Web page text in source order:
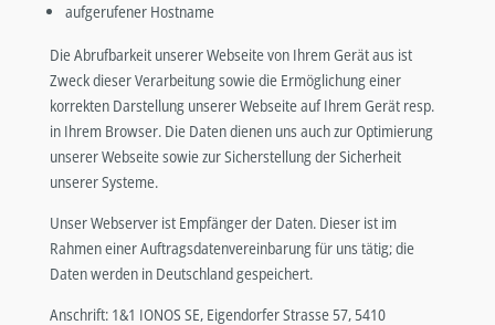
aufgerufener Hostname
Die Abrufbarkeit unserer Webseite von Ihrem Gerät aus ist
Zweck dieser Verarbeitung sowie die Ermöglichung einer
korrekten Darstellung unserer Webseite auf Ihrem Gerät resp.
in Ihrem Browser. Die Daten dienen uns auch zur Optimierung
unserer Webseite sowie zur Sicherstellung der Sicherheit
unserer Systeme.
Unser Webserver ist Empfänger der Daten. Dieser ist im
Rahmen einer Auftragsdatenvereinbarung für uns tätig; die
Daten werden in Deutschland gespeichert.
Anschrift: 1&1 IONOS SE, Eigendorfer Strasse 57, 5410